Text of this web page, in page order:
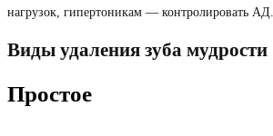
нагрузок, гипертоникам — контролировать АД.
Виды удаления зуба мудрости
Простое